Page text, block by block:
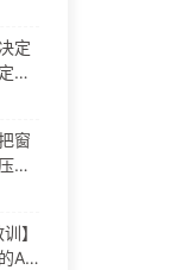
定
律
窗
隔
冲
】
AI